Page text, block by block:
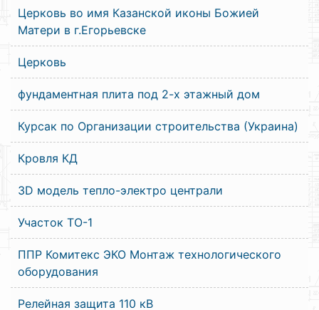
Церковь во имя Казанской иконы Божией
Матери в г.Егорьевске
Церковь
фундаментная плита под 2-х этажный дом
Курсак по Организации строительства (Украина)
Кровля КД
3D модель тепло-электро централи
Участок ТО-1
ППР Комитекс ЭКО Монтаж технологического
оборудования
Релейная защита 110 кВ